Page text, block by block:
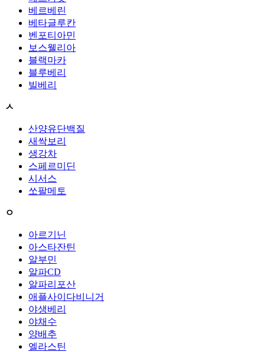
베르베린
베타글루칸
벤포티아민
보스웰리아
블랙마카
블루베리
빌베리
ㅅ
산양유단백질
새싹보리
생강차
스페르미딘
시서스
쏘팔메토
ㅇ
아르기닌
아스타잔틴
알부민
알파CD
알파리포산
애플사이다비니거
야생베리
야채수
양배추
엘라스틴